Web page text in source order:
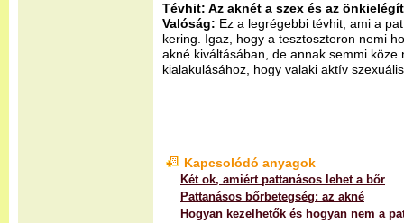
Tévhit: Az aknét a szex és az
Valóság: Ez a legrégebbi tévhit, ami a
kering. Igaz, hogy a tesztoszteron nemi
akné kiváltásában, de annak semmi köze
kialakulásához, hogy valaki aktív
Kapcsolódó anyagok
Két ok, amiért pattanásos lehet a bőr
Pattanásos bőrbetegség: az akné
Hogyan kezelhetők és hogyan nem a